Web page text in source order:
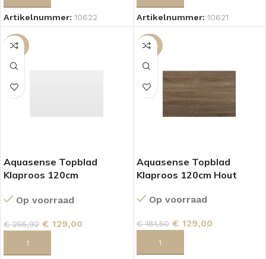
Artikelnummer: 10622 Artikelnummer: 10621
-50%
Aquasense Topblad
Klaproos 120cm
Op voorraad
€255,92 € 129,00
-29%
Aquasense Topblad
Klaproos 120cm Hout
Op voorraad
€181,50 € 129,00